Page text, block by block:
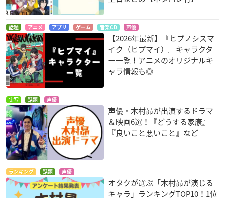
話題 アニメ アプリ ゲーム 音楽CD 声優
【2026年最新】『ヒプノシスマ
イク（ヒプマイ）』キャラクタ
ー一覧！アニメのオリジナルキ
ャラ情報も◎
実写 話題 声優
声優・木村昴が出演するドラマ
＆映画6選！『どうする家康』
『良いこと悪いこと』など
ランキング 話題 声優
オタクが選ぶ「木村昴が演じる
キャラ」ランキングTOP10！1位